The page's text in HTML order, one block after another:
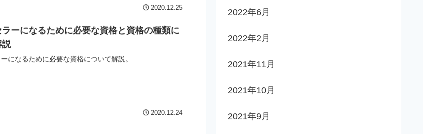
2020.12.25
ラーになるために必要な資格と資格の種類に
説
になるために必要な資格について解説。
2020.12.24
2022年6月
2022年2月
2021年11月
2021年10月
2021年9月